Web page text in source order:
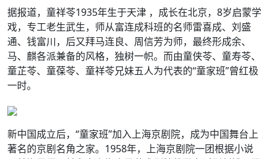
据报道，童祥苓1935年生于天津 ，成长在北京，8岁启蒙学
戏，专工老生武生，师从富连成科班的名师雷喜成、刘盛
通、钱富川，后又拜马连良、周信芳为师，最终形成余、
马、麒各派兼备的风格，独树一帜。而由童侠苓、童寿苓、
童芷苓、童葆苓、童祥苓兄妹五人为代表的“童家班”曾红极
一时。
新中国成立后，“童家班”加入上海京剧院，成为中国舞台上
著名的京剧名角之家。1958年，上海京剧院一团根据小说